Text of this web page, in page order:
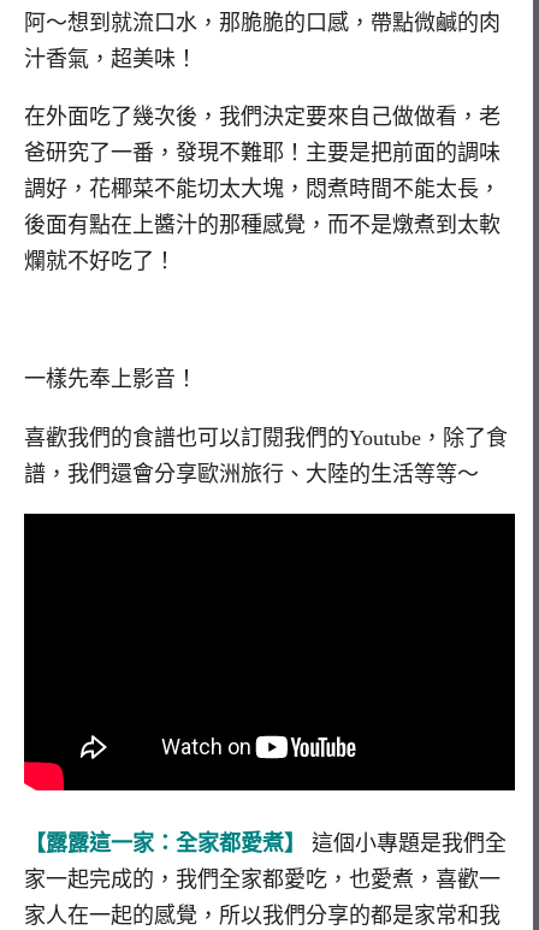
阿～想到就流口水，那脆脆的口感，帶點微鹹的肉
汁香氣，超美味！
在外面吃了幾次後，我們決定要來自己做做看，老
爸研究了一番，發現不難耶！主要是把前面的調味
調好，花椰菜不能切太大塊，悶煮時間不能太長，
後面有點在上醬汁的那種感覺，而不是燉煮到太軟
爛就不好吃了！
一樣先奉上影音！
喜歡我們的食譜也可以訂閱我們的Youtube，除了食
譜，我們還會分享歐洲旅行、大陸的生活等等～
【露露這一家：全家都愛煮】
這個小專題是我們全
家一起完成的，我們全家都愛吃，也愛煮，喜歡一
家人在一起的感覺，所以我們分享的都是家常和我